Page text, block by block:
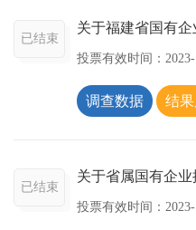
已结束
关于福建省国有
投票有效时间：
调查数据 结
已结束
关于省属国有企
投票有效时间：